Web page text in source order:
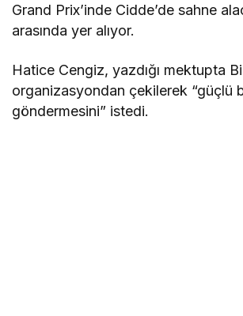
Grand Prix’inde Cidde’de sahne
arasında yer alıyor.
Hatice Cengiz, yazdığı mektupta
organizasyondan çekilerek “güçlü
göndermesini” istedi.